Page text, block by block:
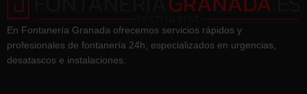
En Fontanería Granada ofrecemos servicios rápidos y
profesionales de fontanería 24h, especializados en urgencias,
desatascos e instalaciones.